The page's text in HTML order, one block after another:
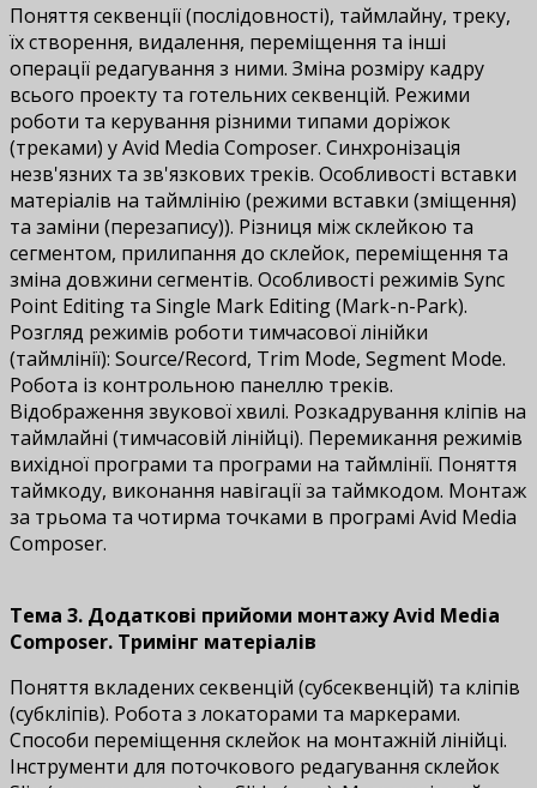
Поняття секвенції (послідовності), таймлайну, треку,
їх створення, видалення, переміщення та інші
операції редагування з ними. Зміна розміру кадру
всього проекту та готельних секвенцій. Режими
роботи та керування різними типами доріжок
(треками) у Avid Media Composer. Синхронізація
незв'язних та зв'язкових треків. Особливості вставки
матеріалів на таймлінію (режими вставки (зміщення)
та заміни (перезапису)). Різниця між склейкою та
сегментом, прилипання до склейок, переміщення та
зміна довжини сегментів. Особливості режимів Sync
Point Editing та Single Mark Editing (Mark-n-Park).
Розгляд режимів роботи тимчасової лінійки
(таймлінії): Source/Record, Trim Mode, Segment Mode.
Робота із контрольною панеллю треків.
Відображення звукової хвилі. Розкадрування кліпів на
таймлайні (тимчасовій лінійці). Перемикання режимів
вихідної програми та програми на таймлінії. Поняття
таймкоду, виконання навігації за таймкодом. Монтаж
за трьома та чотирма точками в програмі Avid Media
Composer.
Тема 3. Додаткові прийоми монтажу Avid Media
Composer. Тримінг матеріалів
Поняття вкладених секвенцій (субсеквенцій) та кліпів
(субкліпів). Робота з локаторами та маркерами.
Способи переміщення склейок на монтажній лінійці.
Інструменти для поточкового редагування склейок